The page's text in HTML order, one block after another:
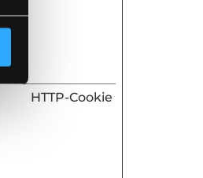
HTTP-Cookie